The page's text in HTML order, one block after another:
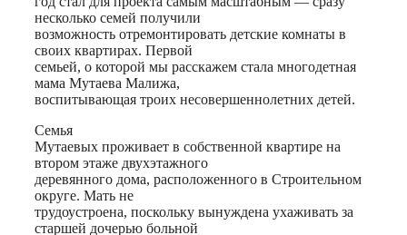
несколько семей получили
возможность отремонтировать детские комнаты в
своих квартирах. Первой
семьей, о которой мы расскажем стала многодетная
мама Мутаева Малижа,
воспитывающая троих несовершеннолетних детей.
Семья
Мутаевых проживает в собственной квартире на
втором этаже двухэтажного
деревянного дома, расположенного в Строительном
округе. Мать не
трудоустроена, поскольку вынуждена ухаживать за
старшей дочерью больной